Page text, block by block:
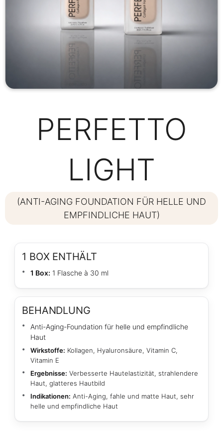
PERFETTO
LIGHT
(ANTI-AGING FOUNDATION FÜR HELLE UND
EMPFINDLICHE HAUT)
1 BOX ENTHÄLT
1 Box: 1 Flasche à 30 ml
BEHANDLUNG
Anti-Aging-Foundation für helle und empfindliche
Haut
Wirkstoffe: Kollagen, Hyaluronsäure, Vitamin C,
Vitamin E
Ergebnisse: Verbesserte Hautelastizität, strahlendere
Haut, glatteres Hautbild
Indikationen: Anti-Aging, fahle und matte Haut, sehr
helle und empfindliche Haut